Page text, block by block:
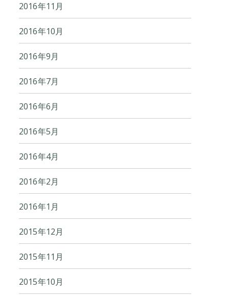
2016年11月
2016年10月
2016年9月
2016年7月
2016年6月
2016年5月
2016年4月
2016年2月
2016年1月
2015年12月
2015年11月
2015年10月